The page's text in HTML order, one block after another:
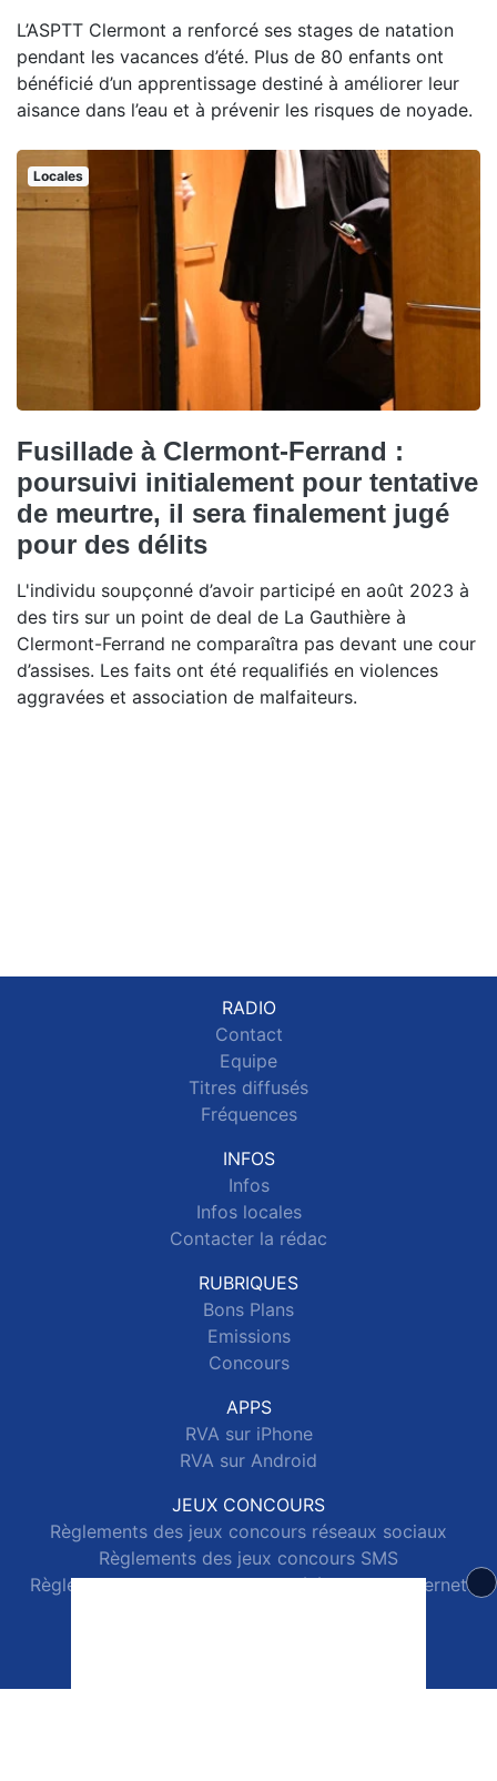
L’ASPTT Clermont a renforcé ses stages de natation
pendant les vacances d’été. Plus de 80 enfants ont
bénéficié d’un apprentissage destiné à améliorer leur
aisance dans l’eau et à prévenir les risques de noyade.
Locales
Fusillade à Clermont-Ferrand :
poursuivi initialement pour tentative
de meurtre, il sera finalement jugé
pour des délits
L'individu soupçonné d’avoir participé en août 2023 à
des tirs sur un point de deal de La Gauthière à
Clermont-Ferrand ne comparaîtra pas devant une cour
d’assises. Les faits ont été requalifiés en violences
aggravées et association de malfaiteurs.
RADIO
Contact
Equipe
Titres diffusés
Fréquences
INFOS
Infos
Infos locales
Contacter la rédac
RUBRIQUES
Bons Plans
Emissions
Concours
APPS
RVA sur iPhone
RVA sur Android
JEUX CONCOURS
Règlements des jeux concours réseaux sociaux
Règlements des jeux concours SMS
Règlements des jeux concours téléphone et internet